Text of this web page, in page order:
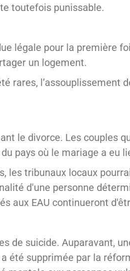
toutefois punissable.
légale pour la première
un logement.
rares, l’assouplissement
le divorce. Les couples
pays où le mariage a eu
les tribunaux locaux
d'une personne
aux EAU continueront
de suicide. Auparavant,
été supprimée par la